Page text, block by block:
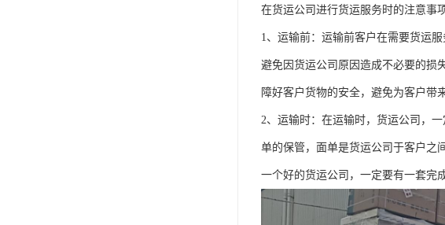
在货运公司进行货运服务时的注意事
1、运输前：运输前客户在需要货运
避免因货运公司原因造成不必要的损
障好客户货物的安全，避免为客户带
2、运输时：在运输时，货运公司，
单的保管，面单是货运公司于客户之
一个好的货运公司，一定要有一套完